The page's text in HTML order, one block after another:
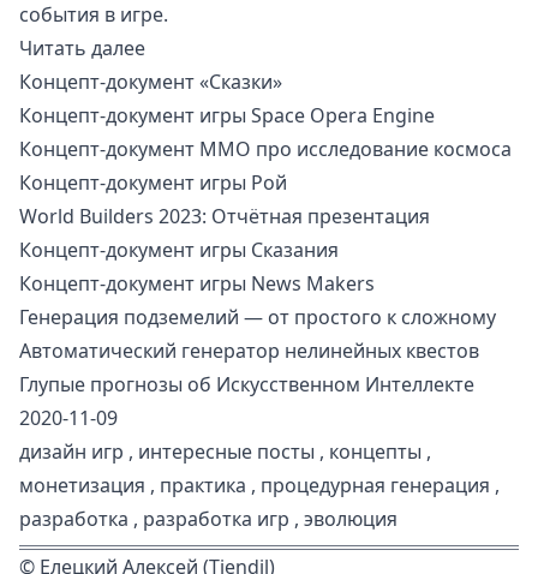
события в игре.
Читать далее
Концепт-документ «Сказки»
Концепт-документ игры Space Opera Engine
Концепт-документ ММО про исследование космоса
Концепт-документ игры Рой
World Builders 2023: Отчётная презентация
Концепт-документ игры Сказания
Концепт-документ игры News Makers
Генерация подземелий — от простого к сложному
Автоматический генератор нелинейных квестов
Глупые прогнозы об Искусственном Интеллекте
2020-11-09
дизайн игр , интересные посты , концепты ,
монетизация , практика , процедурная генерация ,
разработка , разработка игр , эволюция
© Елецкий Алексей (Tiendil)